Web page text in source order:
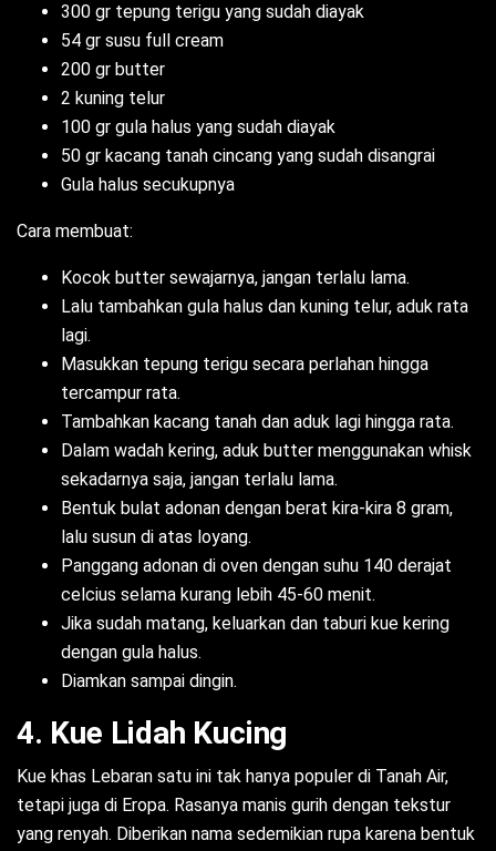
300 gr tepung terigu yang sudah diayak
54 gr susu full cream
200 gr butter
2 kuning telur
100 gr gula halus yang sudah diayak
50 gr kacang tanah cincang yang sudah disangrai
Gula halus secukupnya
Cara membuat:
Kocok butter sewajarnya, jangan terlalu lama.
Lalu tambahkan gula halus dan kuning telur, aduk rata
lagi.
Masukkan tepung terigu secara perlahan hingga
tercampur rata.
Tambahkan kacang tanah dan aduk lagi hingga rata.
Dalam wadah kering, aduk butter menggunakan whisk
sekadarnya saja, jangan terlalu lama.
Bentuk bulat adonan dengan berat kira-kira 8 gram,
lalu susun di atas loyang.
Panggang adonan di oven dengan suhu 140 derajat
celcius selama kurang lebih 45-60 menit.
Jika sudah matang, keluarkan dan taburi kue kering
dengan gula halus.
Diamkan sampai dingin.
4. Kue Lidah Kucing
Kue khas Lebaran satu ini tak hanya populer di Tanah Air,
tetapi juga di Eropa. Rasanya manis gurih dengan tekstur
yang renyah. Diberikan nama sedemikian rupa karena bentuk